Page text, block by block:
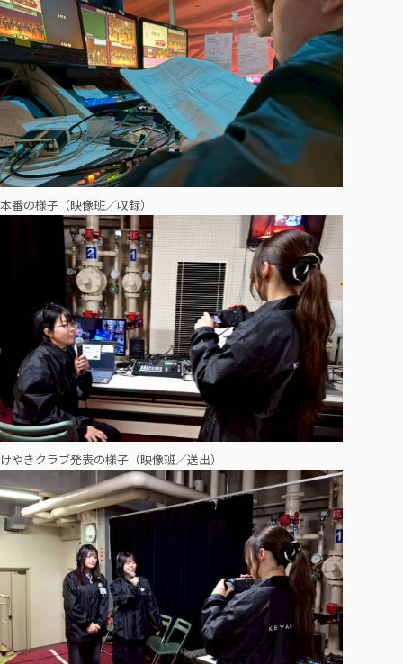
本番の様子（映像班／収録）
けやきクラブ発表の様子（映像班／送出）